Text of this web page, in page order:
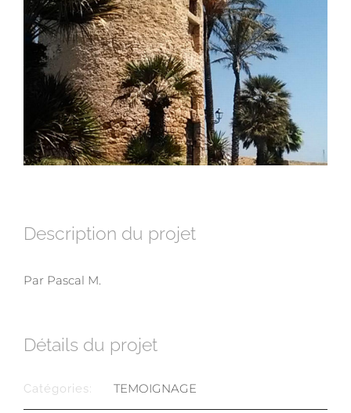
Description du projet
Par Pascal M.
Détails du projet
Catégories: TEMOIGNAGE